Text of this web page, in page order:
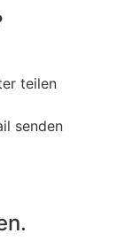
teilen
senden